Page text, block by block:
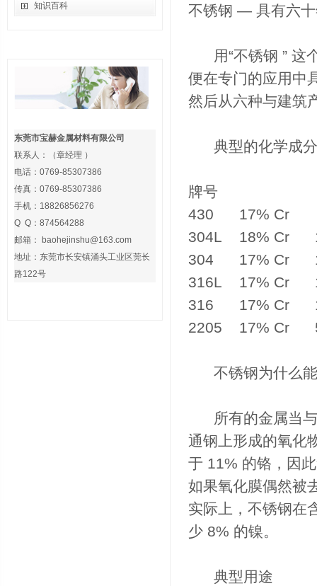
知识百科
东莞市宝赫金属材料有限公司
联系人：（章经理 ）
电话：0769-85307386
传真：0769-85307386
手机：18826856276
Q Q：874564288
邮箱： baohejinshu@163.com
地址： 东莞市长安镇涌头工业区莞长
路122号
不锈钢 ― 具有六
用“不锈钢 ” 这
便在专门的应用中
然后从六种与建筑
典型的化学成分
牌号
430 17%
304L 18% Cr
304 17% Cr
316L 17% Cr
316 17% Cr
2205 17% Cr
不锈钢为什么能
所有的金属当与
通钢上形成的氧化
于 11% 的铬，因
如果氧化膜偶然被
实际上，不锈钢在
少 8% 的镍。
典型用途